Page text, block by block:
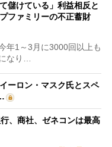
儲けている」利益相反と
ファミリーの不正蓄財
年1～3月に3000回以上も
なり…
ーロン・マスク氏とスペ
、商社、ゼネコンは最高